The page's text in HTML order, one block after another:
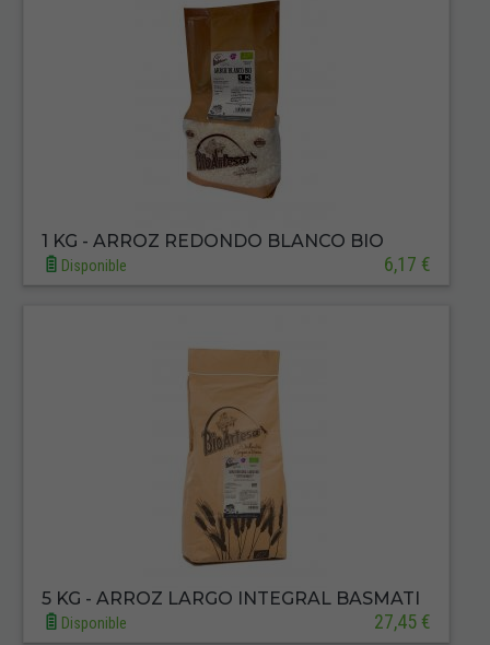
1 KG - ARROZ REDONDO BLANCO BIO
Disponible 6,17 €
5 KG - ARROZ LARGO INTEGRAL BASMATI
Disponible 27,45 €